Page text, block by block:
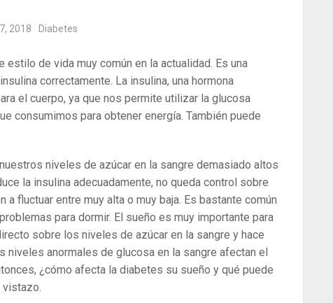
2018 Diabetes
estilo de vida muy común en la actualidad. Es una
correctamente. La insulina, una hormona
el cuerpo, ya que nos permite utilizar la glucosa
consumimos para obtener energía. También puede
niveles de azúcar en la sangre demasiado altos
la insulina adecuadamente, no queda control sobre
fluctuar entre muy alta o muy baja. Es bastante común
para dormir. El sueño es muy importante para
sobre los niveles de azúcar en la sangre y hace
niveles anormales de glucosa en la sangre afectan el
¿cómo afecta la diabetes su sueño y qué puede
vistazo.